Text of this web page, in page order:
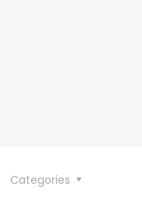
Categories